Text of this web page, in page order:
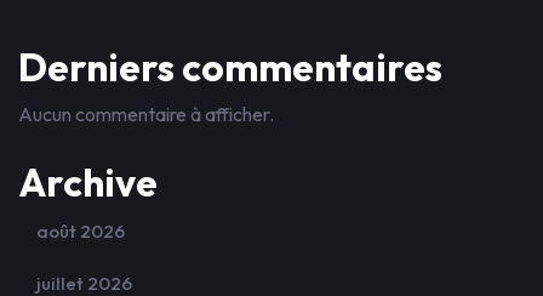
Derniers commentaires
Aucun commentaire à afficher.
Archive
août 2026
juillet 2026